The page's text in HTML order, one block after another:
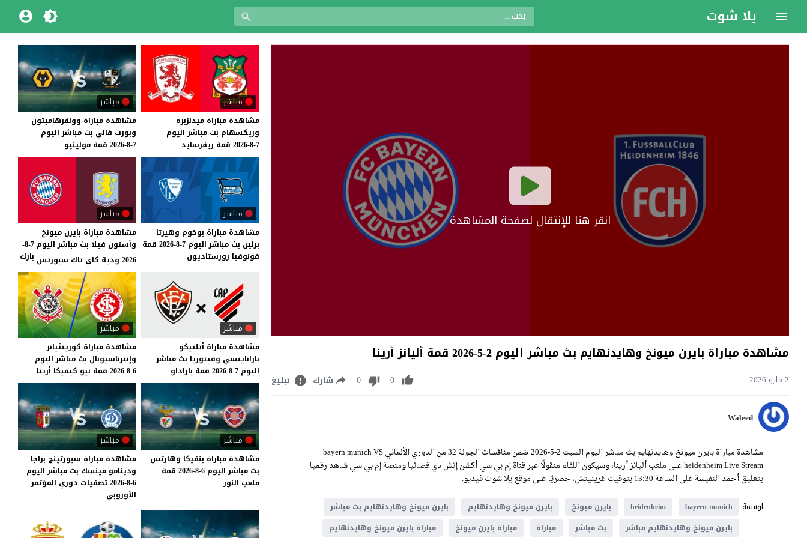
يلا شوت
انقر هنا للإنتقال لصفحة المشاهدة
مشاهدة مباراة بايرن ميونخ وهايدنهايم بث مباشر اليوم 2-5-2026 قمة أليانز أرينا
2 مايو 2026 0
0 شارك تبليغ
Waleed
مشاهدة مباراة بايرن ميونخ وهايدنهايم بث مباشر اليوم السبت 2-5-2026 ضمن منافسات الجولة 32 من الدوري الألماني bayern munich VS
heidenheim Live Stream على ملعب أليانز أرينا، وسيكون اللقاء منقولًا عبر قناة إم بي سي أكشن إتش دي فضائيا ومنصة إم بي سي شاهد رقميا
بتعليق أحمد النفيسة على الساعة 13:30 بتوقيت غرينيتش، حصريًا على موقع يلا شوت فيديو.
اوسمة
bayern munich
heidenheim بايرن ميونخ بايرن ميونخ وهايدنهايم
بايرن ميونخ وهايدنهايم بث مباشر
بايرن ميونخ وهايدنهايم مباشر
بث مباشر مباراة مباراة بايرن ميونخ مباراة بايرن ميونخ وهايدنهايم
مباشر
مشاهدة مباراة ميدلزبره
وريكسهام بث مباشر اليوم
7-8-2026
قمة ريفرسايد
مباشر
مشاهدة مباراة وولفرهامبتون
وبورت فالي بث مباشر اليوم
7-8-2026
قمة مولينيو
مباشر
مشاهدة مباراة بوخوم وهيرتا
برلين بث مباشر اليوم 7-8-2026
قمة
فونوفيا رورستاديون
مباشر
مشاهدة مباراة بايرن ميونخ
وأستون فيلا بث مباشر اليوم 7-8-
2026 ودية كاي تاك سبورتس
بارك
مباشر
مشاهدة مباراة أتلتيكو
باراناينسي وفيتوريا بث مباشر
اليوم 7-8-2026 قمة باراداو
مباشر
مشاهدة مباراة كورينثيانز
وإنترناسيونال بث مباشر اليوم
6-8-2026
قمة نيو كيميكا أرينا
مباشر
مشاهدة مباراة بنفيكا وهارتس
بث مباشر اليوم 6-8-2026
قمة
ملعب النور
مباشر
مشاهدة مباراة سبورتينج براجا
ودينامو مينسك بث مباشر اليوم
6-8-2026 تصفيات دوري المؤتمر
الأوروبي